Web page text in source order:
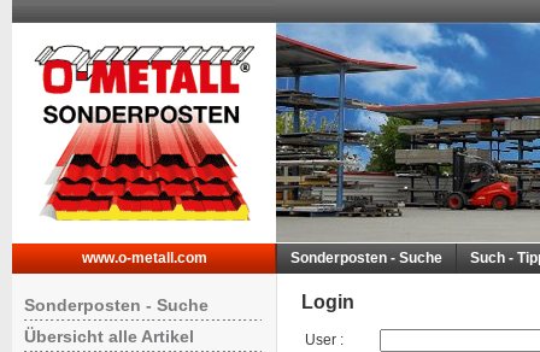
www.o-metall.com Sonderposten - Suche Such -
Sonderposten - Suche
Übersicht alle Artikel
Login
User :